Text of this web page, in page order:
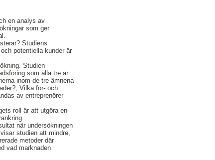
en analys av
som ger
Studiens
potentiella kunder är
Studien
som alla tre är
inom de tre ämnena
Vilka för- och
av entreprenörer
roll är att utgöra en
när undersökningen
studien att mindre,
metoder där
vad marknaden